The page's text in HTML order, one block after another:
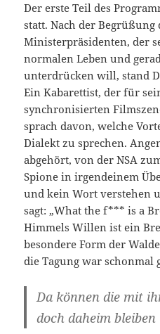
Der erste Teil des
statt. Nach der Begrüßung
Ministerpräsidenten, der
normalen Leben und
unterdrücken will, stand
Ein Kabarettist, der für
synchronisierten
sprach davon, welche
Dialekt zu sprechen.
abgehört, von der NSA
Spione in irgendeinem
und kein Wort verstehen
sagt: „What the f*** is a
Himmels Willen ist ein
besondere Form der
die Tagung war schonmal
Da können die mit
doch daheim bleiben